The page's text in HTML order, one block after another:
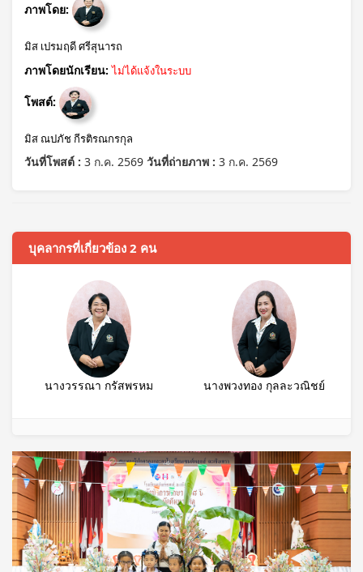
ภาพโดย:
มิส เปรมฤดี ศรีสุนารถ
ภาพโดยนักเรียน: ไม่ได้แจ้งในระบบ
โพสต์:
มิส ณปภัช กีรติรณกรกุล
วันที่โพสต์ : 3 ก.ค. 2569 วันที่ถ่ายภาพ : 3 ก.ค. 2569
บุคลากรที่เกี่ยวข้อง 2 คน
นางวรรณา กรัสพรหม นางพวงทอง กุลละวณิชย์